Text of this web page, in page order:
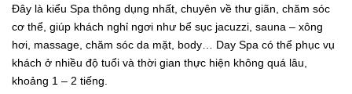
Đây là kiểu Spa thông dụng nhất, chuyên về thư giãn, chăm sóc
cơ thể, giúp khách nghỉ ngơi như bể sục jacuzzi, sauna – xông
hơi, massage, chăm sóc da mặt, body… Day Spa có thể phục vụ
khách ở nhiều độ tuổi và thời gian thực hiện không quá lâu,
khoảng 1 – 2 tiếng.